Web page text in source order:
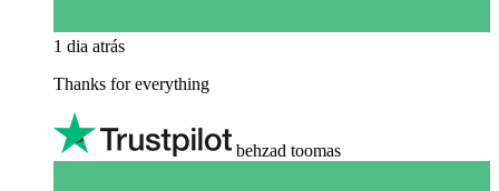
1 dia atrás
Thanks for everything
behzad toomas